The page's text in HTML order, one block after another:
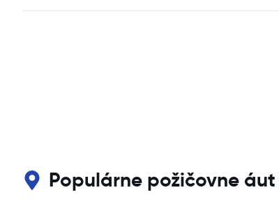
Populárne požičovne